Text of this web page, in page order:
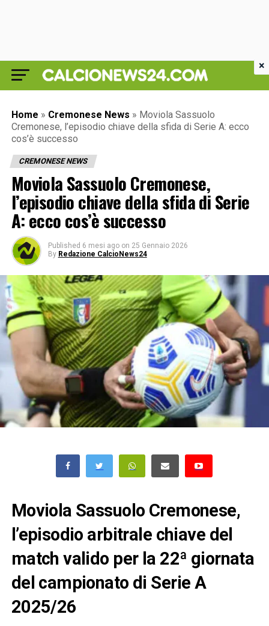
Home » Cremonese News » Moviola Sassuolo
Cremonese, l’episodio chiave della sfida di Serie A: ecco
cos’è successo
CREMONESE NEWS
Moviola Sassuolo Cremonese,
l’episodio chiave della sfida di Serie
A: ecco cos’è successo
Published 6 mesi ago on 25 Gennaio 2026
By Redazione CalcioNews24
Moviola Sassuolo Cremonese,
l’episodio arbitrale chiave del
match valido per la 22ª giornata
del campionato di Serie A
2025/26
×